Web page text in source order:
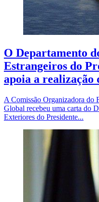
O Departamento
Estrangeiros do
apoia a
A Comissão Organizadora do
Global recebeu uma carta do
Exteriores do Presidente...